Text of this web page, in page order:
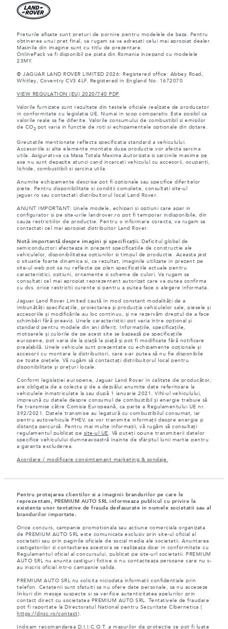
Preturile afisate sunt preturi de pornire pentru modelele de baza. Pentru
obtinerea unui pret final, va rugam sa va adresati celui mai apropiat dealer.
Masinile din imagine sunt cu titlu de prezentare.
OnlinePack va fi disponibil pe piata din Romania incepand cu modelele
23MY.
© JAGUAR LAND ROVER LIMITED 2026: Registered office: Abbey Road,
Whitley, Coventry CV3 4LF. Registered in England No: 1672070
VIEW REGULATION (EU) 2020/740 PDF
Valorile furnizate sunt rezultate din testele oficiale realizate de producator
in conformitate cu legislatia UE. Numai in scop comparativ. Este posibil ca
valorile reale sa fie diferite. Valorile consumului de combustibil si emisiilor
de CO2 pot varia in functie de roti si echipamentele optionale din dotare.
Greutatile mentionate reflecta specificatia standard a vehiculului.
Accesoriile si alte elemente montate dupa productie vor afecta sarcina
utila. Asigurati-va ca Masa Totala Maxima Autorizata si sarcinile maxime pe
axe nu sunt depasite atunci cand incarcati vehiculul cu accesorii, ocupanti,
lichide, combustibili si sarcina utila.
Anumite echipamente descrise pot fi optionale sau specifice diferitelor
piete. Pentru disponibilitate si conditii complete, consultati site-ul
jaguar.ro sau contactati distribuitorul local Land Rover.
ANUNT IMPORTANT: Unele modele, echipari si optiuni care apar in
configurator si pe site-urile landrover.ro pot fi temporar indisponibile, din
cauza restrictiilor de productie. Pentru o informare corecta, va rugam sa
contactati cel mai apropiat distribuitor Land Rover.
Notă importantă despre imagini și specificații. Deficitul global de
semiconductori afecteaza in prezent specificatiile de constructie ale
vehiculelor, disponibilitatea optiunilor si timpul de productie. Aceasta jest
o situatie foarte dinamica si, ca rezultat, imaginile utilizate in prezent pe
site-ul web pot sa nu reflecte pe plen specificatiile actuale pentru
caracteristici, optiuni, ornamente si scheme de culori. Va rugam sa
consultati cel mai apropiat reprezentant autorizat care va putea confirma
cu dvs. orice restrictii curente si pentru a putea face o alegere informata.
Jaguar Land Rover Limited caută în mod constant modalități de a
îmbunătăți specificațiile, proiectarea și producția vehiculelor sale, piesele și
accesoriile și modificările au loc continuu, și ne rezervăm dreptul de a face
schimbări fără preaviz. Unele caracteristici pot varia între opțional și
standard pentru modele din ani diferiț. Informațiile, specificațiile,
motoarele și culorile de pe acest site se bazează pe specificațiile
europene, pot varia de la piață la piață și pot fi modificate fără notificare
prealabilă. Unele vehicule sunt prezentate cu echipamente opționale și
accesorii cu montare la distribuitori, care s-ar putea să nu fie disponibile
pe toate piețele. Vă rugăm să contactați distribuitorul local pentru
disponibilitate și prețuri locale.
Conform legislației europene, Jaguar Land Rover în calitate de producător,
are obligația de a colecta și de a dezvălui anumite date referitoare la
vehiculele înmatriculate la sau după 1 ianuarie 2021. VIN-ul vehiculului,
împreună cu datele despre consumul de combustibil și energie trebuie să
fie transmise către Comisia Europeană, ca parte a Regulamentului UE nr.
392/2021. Datele transmise au legatură cu combustibilul consumat, iar
pentru autovehicule PHEV, se vor transmite informații despre energie și
distanța parcursă. Pentru mai multe informații, vă rugăm să consultați
regulamentul publicat pe site-ul UE . Vă puteți opune transmiterii datelor
specifice vehiculului dumneavoastră înainte de sfârșitul lunii martie pentru
a garanta excluderea.
Acordare / modificare consimtamant marketing & sondaje.
Pentru protejarea clientilor si a imaginii brandurilor pe care le
reprezentam, PREMIUM AUTO SRL informeaza publicul cu privire la
existenta unor tentative de frauda desfasurate in numele societatii sau al
brandurilor importate.
Orice concurs, campanie promotionala sau actiune comerciala organizata
de PREMIUM AUTO SRL este comunicata exclusiv prin site-ul oficial al
societatii sau prin paginile oficiale de social media ale societatii. Anuntarea
castigatorilor si contactarea acestora se realizeaza doar in conformitate cu
Regulamentul oficial al concursului, publicat pe site-url societatii. PREMIUM
AUTO SRL nu anunta castiguri fictive si nu contacteaza persoane care nu s-
au inscris oficial intr-o campanie valida.
PREMIUM AUTO SRL nu solicita niciodata informatii confidentiale prin
telefon. Cetatenii sunt sfatuiti sa nu ofere date personale, sa nu acceseze
linkuri din mesaje suspecte si sa verifice autenticitatea apelurilor prin
contact direct cu societatea PREMIUM AUTO SRL. Tentativele de fraudare
pot fi raportate la Directoratul National pentru Securitate Cibernetica (
https://dnsc.ro/contact).
Indicam recomandarea D.I.I.C.O.T. a masurilor de protectie ce pot fi luate